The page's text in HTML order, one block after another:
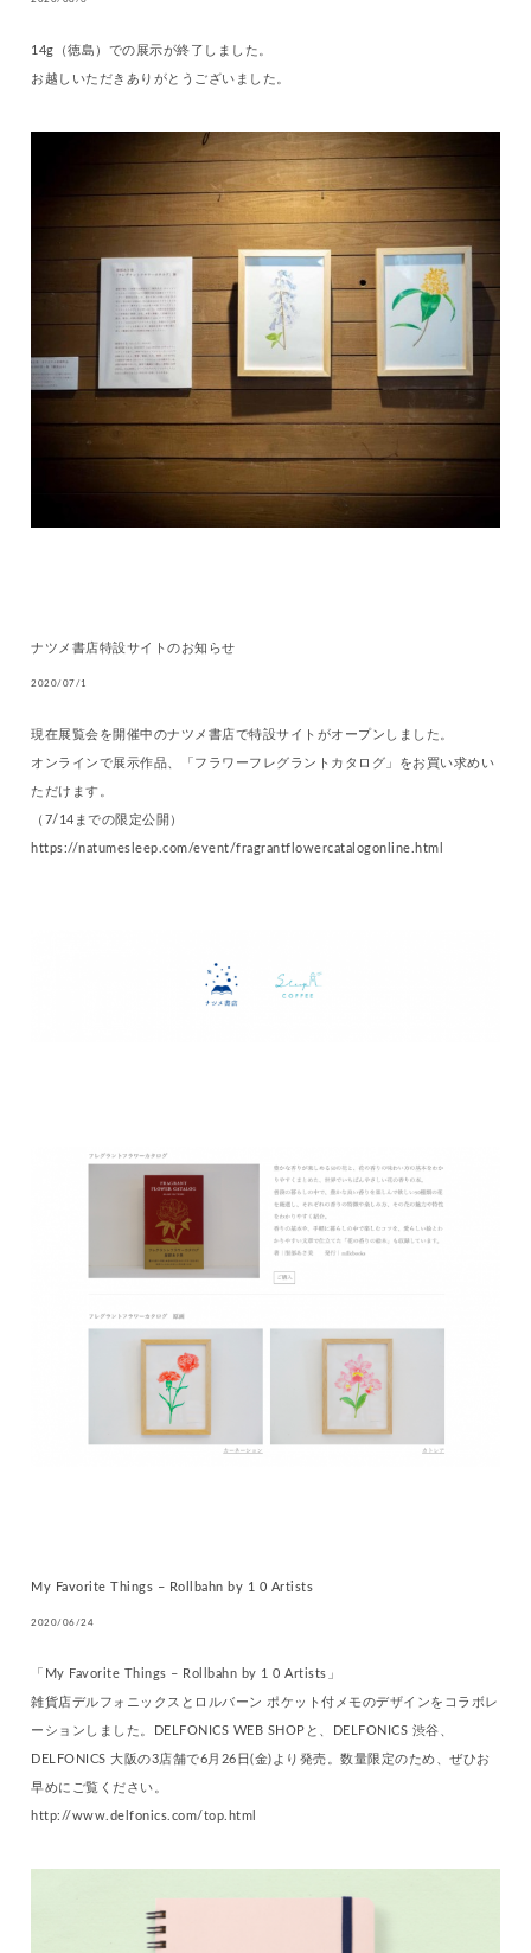
14g（徳島）での展示が終了しました。
お越しいただきありがとうございました。
ナツメ書店特設サイトのお知らせ
2020/07/1
現在展覧会を開催中のナツメ書店で特設サイトがオープンしました。
オンラインで展示作品、「フラワーフレグラントカタログ」をお買い求めい
ただけます。
（7/14までの限定公開）
https://natumesleep.com/event/fragrantflowercatalogonline.html
My Favorite Things – Rollbahn by 1 0 Artists
2020/06/24
「My Favorite Things – Rollbahn by 1 0 Artists」
雑貨店デルフォニックスとロルバーン ポケット付メモのデザインをコラボレ
ーションしました。DELFONICS WEB SHOPと、DELFONICS 渋谷、
DELFONICS 大阪の3店舗で6月26日(金)より発売。数量限定のため、ぜひお
早めにご覧ください。
http://www.delfonics.com/top.html